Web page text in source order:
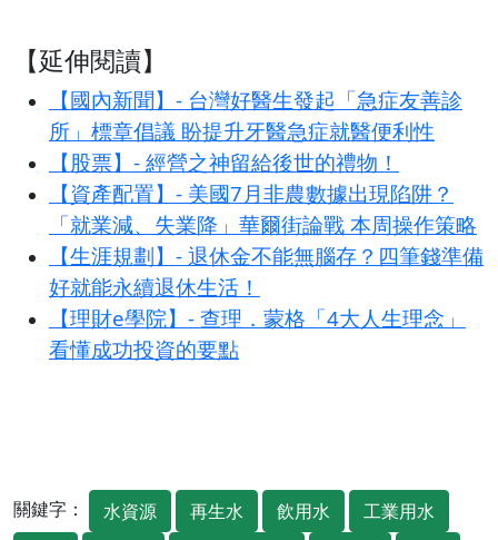
【延伸閱讀】
【國內新聞】- 台灣好醫生發起「急症友善診
所」標章倡議 盼提升牙醫急症就醫便利性
【股票】- 經營之神留給後世的禮物！
【資產配置】- 美國7月非農數據出現陷阱？
「就業減、失業降」華爾街論戰 本周操作策略
【生涯規劃】- 退休金不能無腦存？四筆錢準備
好就能永續退休生活！
【理財e學院】- 查理．蒙格「4大人生理念」
看懂成功投資的要點
關鍵字： 水資源 再生水 飲用水
工業用水